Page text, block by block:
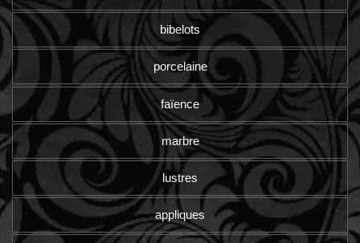
bibelots
porcelaine
faïence
marbre
lustres
appliques